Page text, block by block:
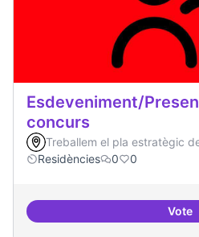
Esdeveniment/
concurs
Treballem el pla estratègic
Residències
0 0
Vote